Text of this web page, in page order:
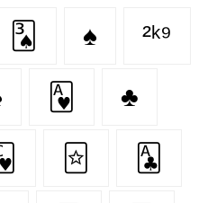
🂣 ♠ ²ᵏ⁹
🂱 ♣
🃟 🃑